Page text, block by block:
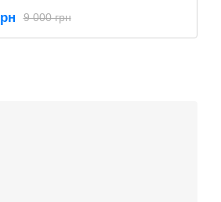
9 000 грн